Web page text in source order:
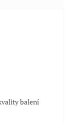
balení